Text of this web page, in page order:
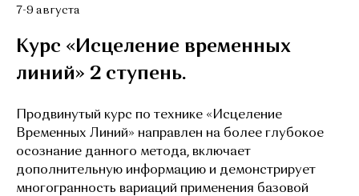
7-9 августа
Курс «Исцеление временных
линий» 2 ступень.
Продвинутый курс по технике «Исцеление
Временных Линий» направлен на более глубокое
осознание данного метода, включает
дополнительную информацию и демонстрирует
многогранность вариаций применения базовой